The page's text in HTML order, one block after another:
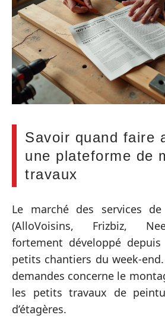
Savoir quand faire
une plateforme de
travaux
Le marché des services de
(AlloVoisins, Frizbiz,
fortement développé
petits chantiers du week-
demandes concerne le
les petits travaux de
d’étagères.